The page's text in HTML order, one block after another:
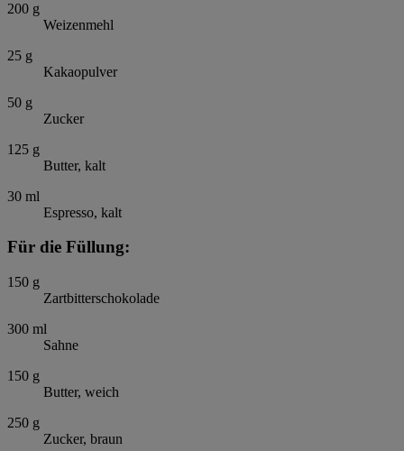
200 g
Weizenmehl
25 g
Kakaopulver
50 g
Zucker
125 g
Butter, kalt
30 ml
Espresso, kalt
Für die Füllung:
150 g
Zartbitterschokolade
300 ml
Sahne
150 g
Butter, weich
250 g
Zucker, braun